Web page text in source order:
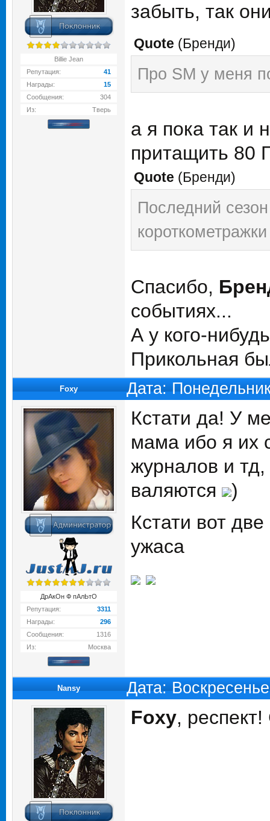
Billie Jean
Репутация:
41
Награды:
15
Сообщения:
304
Из:
Тверь
забыть, так
Quote (Бренди)
Про SM у меня
а я пока так и
притащить 80
Quote (Бренди)
Последний
короткометражки
Спасибо,
событиях...
А у кого-
Прикольная
Foxy Дата:
ДрАкОн Ф пАлЬтО
Репутация:
3311
Награды:
296
Сообщения:
1316
Из:
Москва
Кстати да! У
мама ибо я их
журналов и
валяются
)
Кстати вот
ужаса
Nansy Дата:
Foxy,